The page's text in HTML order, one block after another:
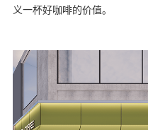
义一杯好咖啡的价值。